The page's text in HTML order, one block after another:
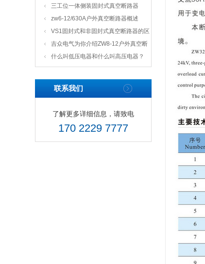
三工位一体侧装固封式真空断路器
zw6-12/630A户外真空断路器概述
VS1固封式和非固封式真空断路器的区
别
吉众电气为你介绍ZW8-12户外真空断
路器
什么叫低压电器和什么叫高压电器？
联系我们
了解更多详细信息，请致电
170 2229 7777